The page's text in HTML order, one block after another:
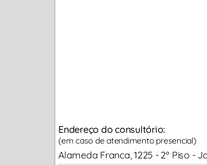
Endereço do consultório:
(em caso de atendimento presencial)
Alameda Franca, 1225 - 2º Piso -